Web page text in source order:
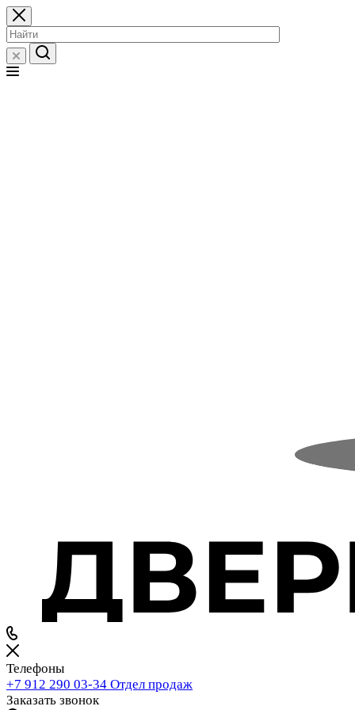
Телефоны
+7 912 290 03-34 Отдел продаж
Заказать звонок